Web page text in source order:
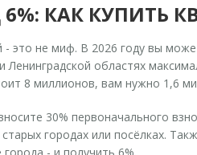
КАК КУПИТЬ
- это не миф. В 2026 году вы
Ленинградской областях
8 миллионов, вам нужно 1,6
30% первоначального
городах или посёлках.